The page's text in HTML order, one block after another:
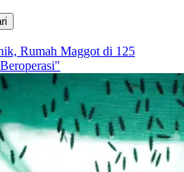
Rumah Maggot di 125